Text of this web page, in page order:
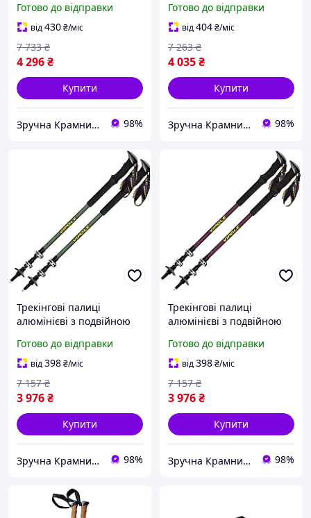
трекінгу 2 шт. сірий
Vipole MK-1113
Готово до відправки
від430₴/міс
4 296₴
7 733 ₴
Купити
Зручна Крамниця 98%
шт. білий Vipole MK-1114
Готово до відправки
від404₴/міс
4 035₴
7 263 ₴
Купити
Зручна Крамниця 98%
Трекінгові палиці
алюмінієві з подвійною
хайкінгу 2 шт сіро-
зелений Vipole MK-1115
Готово до відправки
від398₴/міс
3 976₴
7 157 ₴
Купити
Зручна Крамниця 98%
Трекінгові палиці
алюмінієві з подвійною
шт. фіолетові Vipole MK-
1116
Готово до відправки
від398₴/міс
3 976₴
7 157 ₴
Купити
Зручна Крамниця 98%